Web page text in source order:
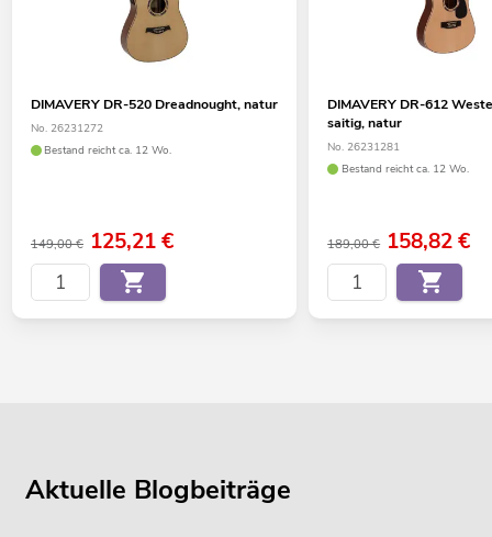
DIMAVERY DR-520 Dreadnought, natur
No. 26231272
Bestand reicht ca. 12 Wo.
149,00 € 125,21€
DIMAVERY DR-612
saitig, natur
No. 26231281
Bestand reicht ca. 12 Wo.
189,00 € 158,82€
Aktuelle Blogbeiträge